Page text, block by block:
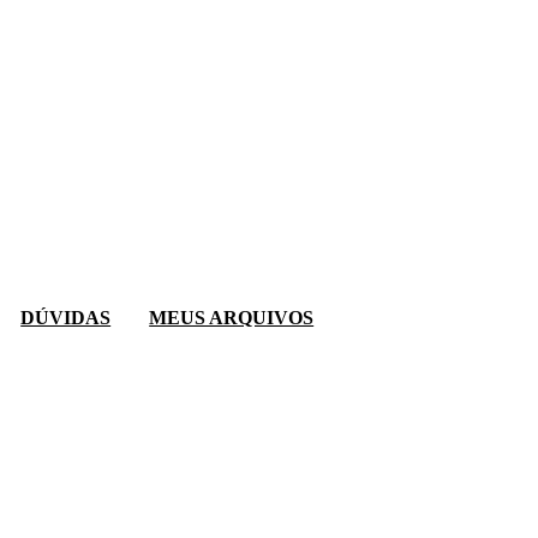
DÚVIDAS MEUS ARQUIVOS